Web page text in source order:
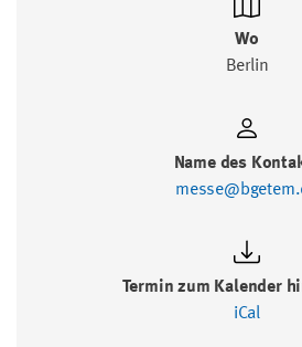
Wo
Berlin
Name des
Termin zum Kalender
iCal